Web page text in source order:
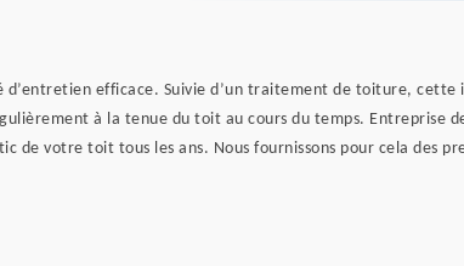
efficace. Suivie d’un traitement de toiture,
à la tenue du toit au cours du temps. Entreprise
de votre toit tous les ans. Nous fournissons pour cela des